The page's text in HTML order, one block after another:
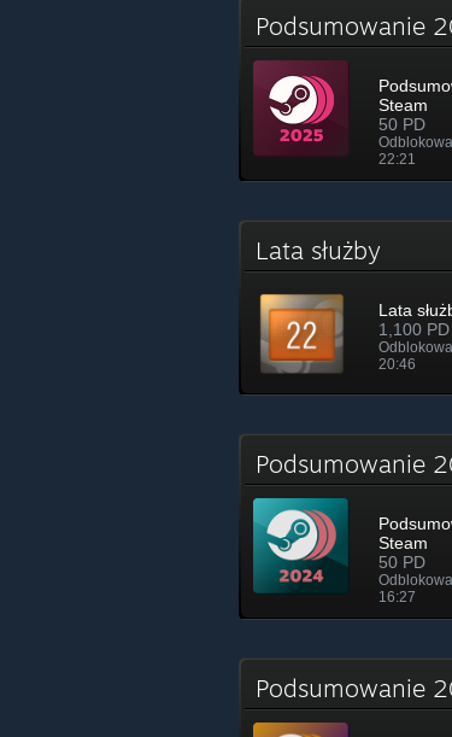
Podsumowanie
Steam
50 PD
22:21
Lata służby
Lata
1,100 PD
20:46
Podsumowanie
Steam
50 PD
16:27
Podsumowanie